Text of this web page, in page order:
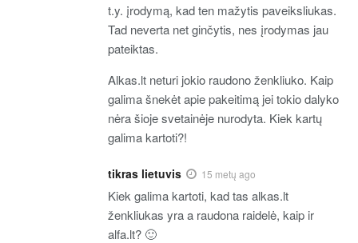
t.y. įrodymą, kad ten mažytis paveiksliukas.
Tad neverta net ginčytis, nes įrodymas jau
pateiktas.
Alkas.lt neturi jokio raudono ženkliuko. Kaip
galima šnekėt apie pakeitimą jei tokio dalyko
nėra šioje svetainėje nurodyta. Kiek kartų
galima kartoti?!
tikras lietuvis 15 metų ago
Kiek galima kartoti, kad tas alkas.lt
ženkliukas yra a raudona raidelė, kaip ir
alfa.lt? 🙂